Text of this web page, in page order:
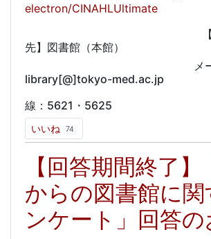
electron/CINAHLUltimate
【問い合
先】図書館（本館）
メールアド
library[@]tokyo-med.ac.jp
線：5621・5625
いいね 74
【回答期間終了
からの図書館に関
ンケート」回答